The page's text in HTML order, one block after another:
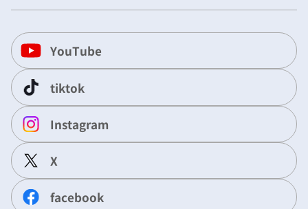
YouTube
tiktok
Instagram
X
facebook